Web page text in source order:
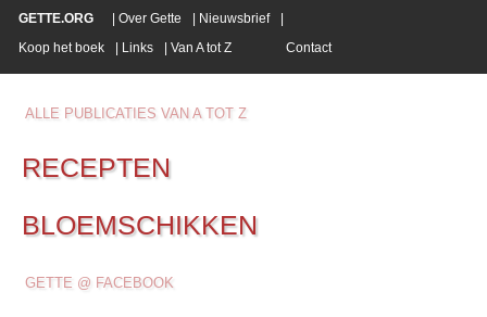
GETTE.ORG Over Gette Nieuwsbrief
Koop het boek
Links Van A tot Z Contact
ALLE PUBLICATIES VAN A TOT Z
RECEPTEN
BLOEMSCHIKKEN
GETTE @ FACEBOOK